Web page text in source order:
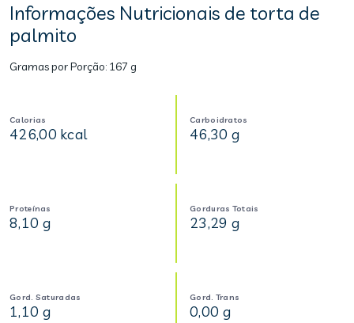
Informações Nutricionais de torta de
palmito
Gramas por Porção: 167 g
Calorias
426,00 kcal
Carboidratos
46,30 g
Proteínas
8,10 g
Gorduras Totais
23,29 g
Gord. Saturadas
1,10 g
Gord. Trans
0,00 g